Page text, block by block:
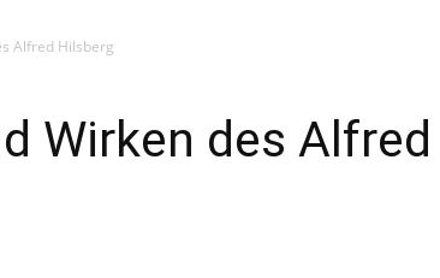
Alfred Hilsberg
Wirken des Alfred